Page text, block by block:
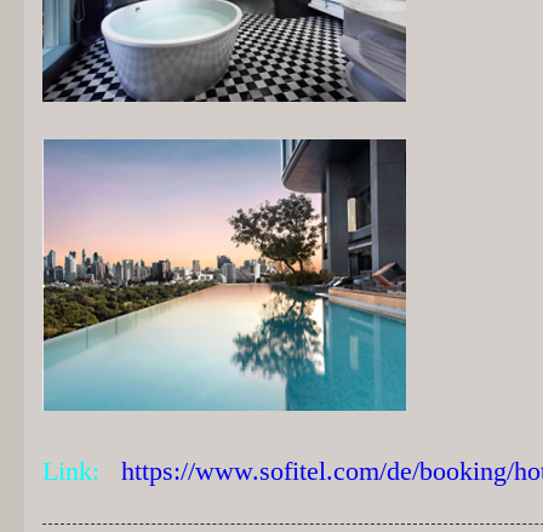
Link: https://www.sofitel.com/de/booking/